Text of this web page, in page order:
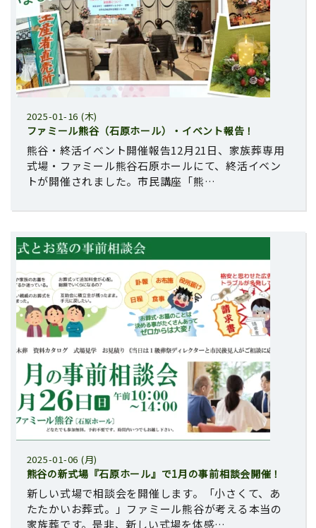
2025-01-16 (木)
ファミール熊谷（石原ホール）・イベント報告！
熊谷・終活イベント開催報告12月21日、家族葬専用
式場・ファミール熊谷石原ホールにて、終活イベン
トが開催されました。市民講座「熊…
2025-01-06 (月)
熊谷の新式場『石原ホール』で1月の事前相談会開催！
新しい式場で相談会を開催します。「小さくて、あ
たたかいお葬式。」ファミール熊谷が考える本当の
家族葬です。是非、新しい式場を体感…